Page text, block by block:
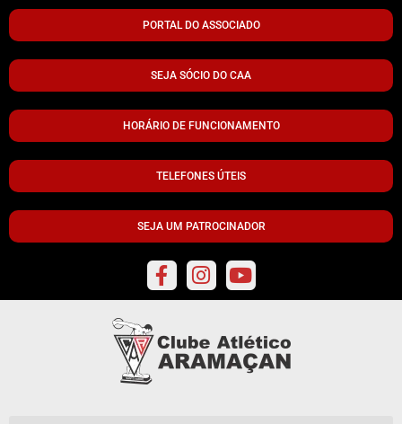
PORTAL DO ASSOCIADO
SEJA SÓCIO DO CAA
HORÁRIO DE FUNCIONAMENTO
TELEFONES ÚTEIS
SEJA UM PATROCINADOR